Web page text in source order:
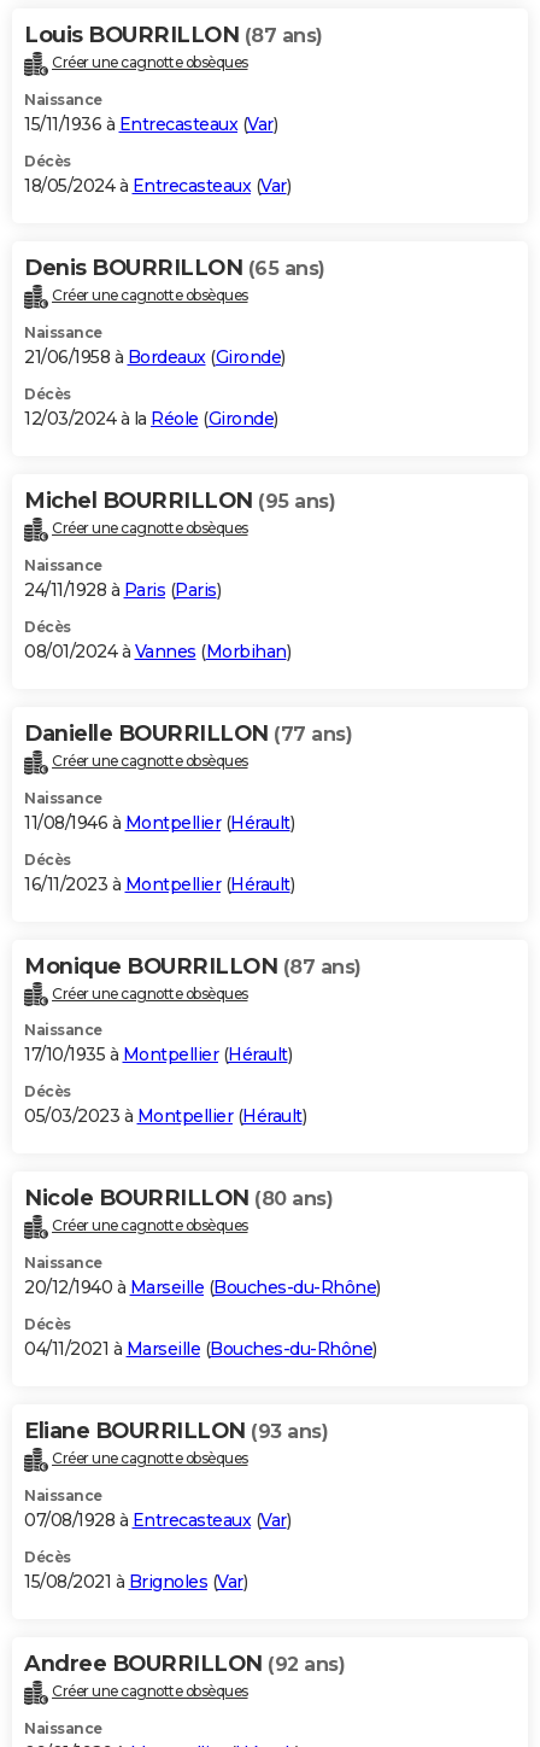
Louis BOURRILLON (87 ans)
Créer une cagnotte obsèques
Naissance
15/11/1936 à Entrecasteaux(Var)
Décès
18/05/2024 à Entrecasteaux(Var)
Denis BOURRILLON (65 ans)
Créer une cagnotte obsèques
Naissance
21/06/1958 à Bordeaux(Gironde)
Décès
12/03/2024 à la Réole (Gironde)
Michel BOURRILLON (95 ans)
Créer une cagnotte obsèques
Naissance
24/11/1928 à Paris (Paris)
Décès
08/01/2024 à Vannes (Morbihan)
Danielle BOURRILLON (77 ans)
Créer une cagnotte obsèques
Naissance
11/08/1946 à Montpellier(Hérault)
Décès
16/11/2023 à Montpellier(Hérault)
Monique BOURRILLON (87 ans)
Créer une cagnotte obsèques
Naissance
17/10/1935 à Montpellier(Hérault)
Décès
05/03/2023 à Montpellier(Hérault)
Nicole BOURRILLON (80 ans)
Créer une cagnotte obsèques
Naissance
20/12/1940 à Marseille (Bouches-du-Rhône)
Décès
04/11/2021 à Marseille (Bouches-du-Rhône)
Eliane BOURRILLON (93 ans)
Créer une cagnotte obsèques
Naissance
07/08/1928 à Entrecasteaux(Var)
Décès
15/08/2021 à Brignoles (Var)
Andree BOURRILLON (92 ans)
Créer une cagnotte obsèques
Naissance